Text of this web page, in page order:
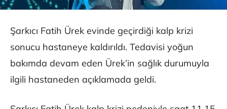
Şarkıcı Fatih Ürek evinde geçirdiği kalp krizi
sonucu hastaneye kaldırıldı. Tedavisi yoğun
bakımda devam eden Ürek’in sağlık durumuyla
ilgili hastaneden açıklamada geldi.